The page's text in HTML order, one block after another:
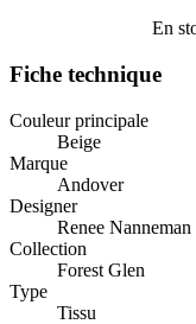
En
Fiche technique
Couleur principale
Beige
Marque
Andover
Designer
Renee Nanneman
Collection
Forest Glen
Type
Tissu